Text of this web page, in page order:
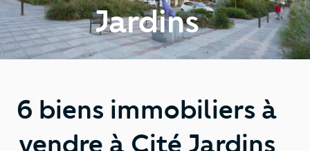
Jardins
6 biens immobiliers à
vendre à Cité Jardins